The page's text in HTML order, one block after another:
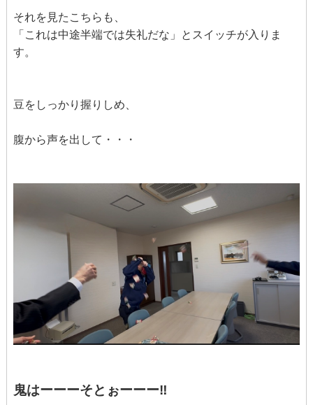
それを見たこちらも、
「これは中途半端では失礼だな」とスイッチが入りま
す。
豆をしっかり握りしめ、
腹から声を出して・・・
鬼はーーーそとぉーーー‼️